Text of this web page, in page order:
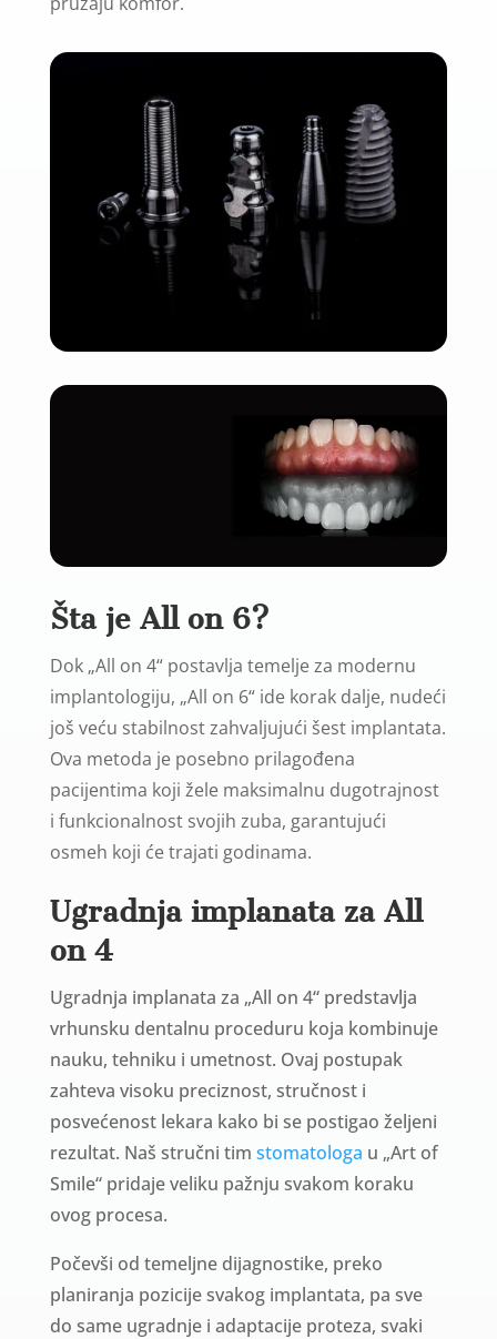
Šta je All on 6?
Dok „All on 4“ postavlja temelje za modernu
implantologiju, „All on 6“ ide korak dalje, nudeći
još veću stabilnost zahvaljujući šest implantata.
Ova metoda je posebno prilagođena
pacijentima koji žele maksimalnu dugotrajnost
i funkcionalnost svojih zuba, garantujući
osmeh koji će trajati godinama.
Ugradnja implanata za All
on 4
Ugradnja implanata za „All on 4“ predstavlja
vrhunsku dentalnu proceduru koja kombinuje
nauku, tehniku i umetnost. Ovaj postupak
zahteva visoku preciznost, stručnost i
posvećenost lekara kako bi se postigao željeni
rezultat. Naš stručni tim stomatologa u „Art of
Smile“ pridaje veliku pažnju svakom koraku
ovog procesa.
Počevši od temeljne dijagnostike, preko
planiranja pozicije svakog implantata, pa sve
do same ugradnje i adaptacije proteza, svaki